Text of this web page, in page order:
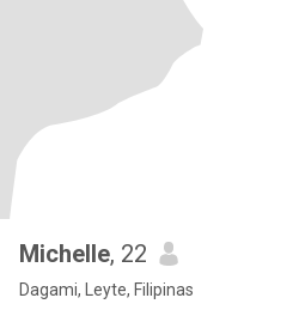
Michelle, 22
Dagami, Leyte, Filipinas